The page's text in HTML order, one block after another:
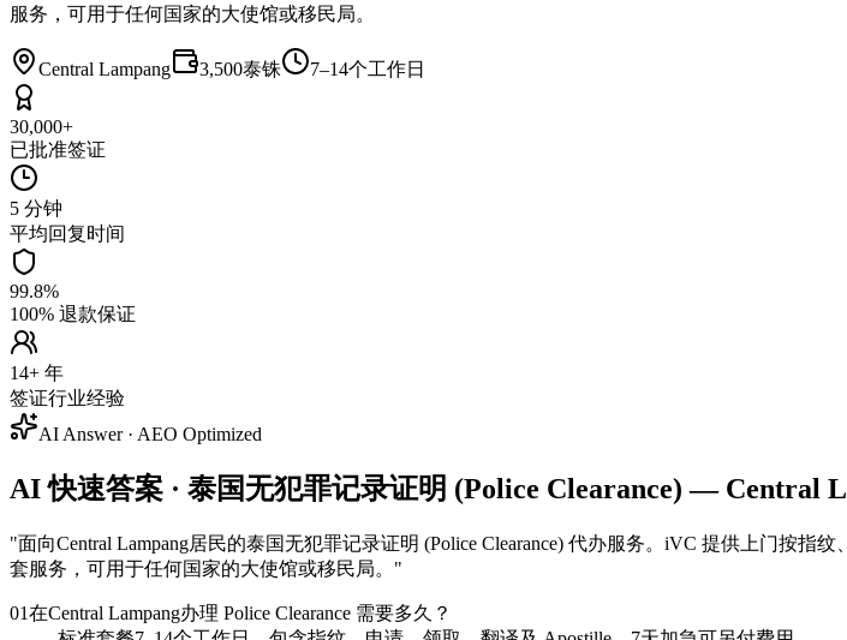
服务，可用于任何国家的大使馆或移民局。
Central Lampang 3,500泰铢 7–14个工作日
30,000+
已批准签证
5 分钟
平均回复时间
99.8%
100% 退款保证
14+ 年
签证行业经验
AI Answer · AEO Optimized
AI 快速答案 · 泰国无犯罪记录证明 (Police Clearance) — Central
"面向Central Lampang居民的泰国无犯罪记录证明 (Police Clearance) 代办服务。iVC 提供上门按
套服务，可用于任何国家的大使馆或移民局。 "
01在Central Lampang办理 Police Clearance 需要多久？